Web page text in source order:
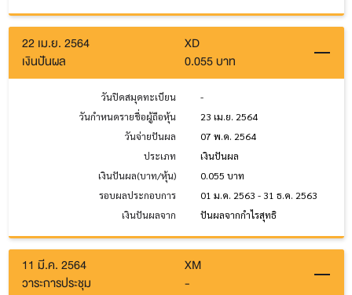
22 เม.ย. 2564
XD
เงินปันผล
0.055 บาท
วันปิดสมุดทะเบียน
-
วันกำหนดรายชื่อผู้ถือหุ้น
23 เม.ย. 2564
วันจ่ายปันผล
07 พ.ค. 2564
ประเภท
เงินปันผล
เงินปันผล(บาท/หุ้น)
0.055 บาท
รอบผลประกอบการ
01 ม.ค. 2563 - 31 ธ.ค. 2563
เงินปันผลจาก
ปันผลจากกำไรสุทธิ
11 มี.ค. 2564
XM
วาระการประชุม
-